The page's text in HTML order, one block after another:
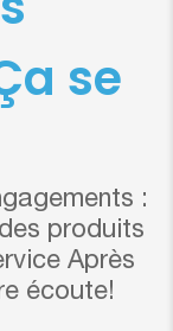
se
:
produits
Après
écoute!